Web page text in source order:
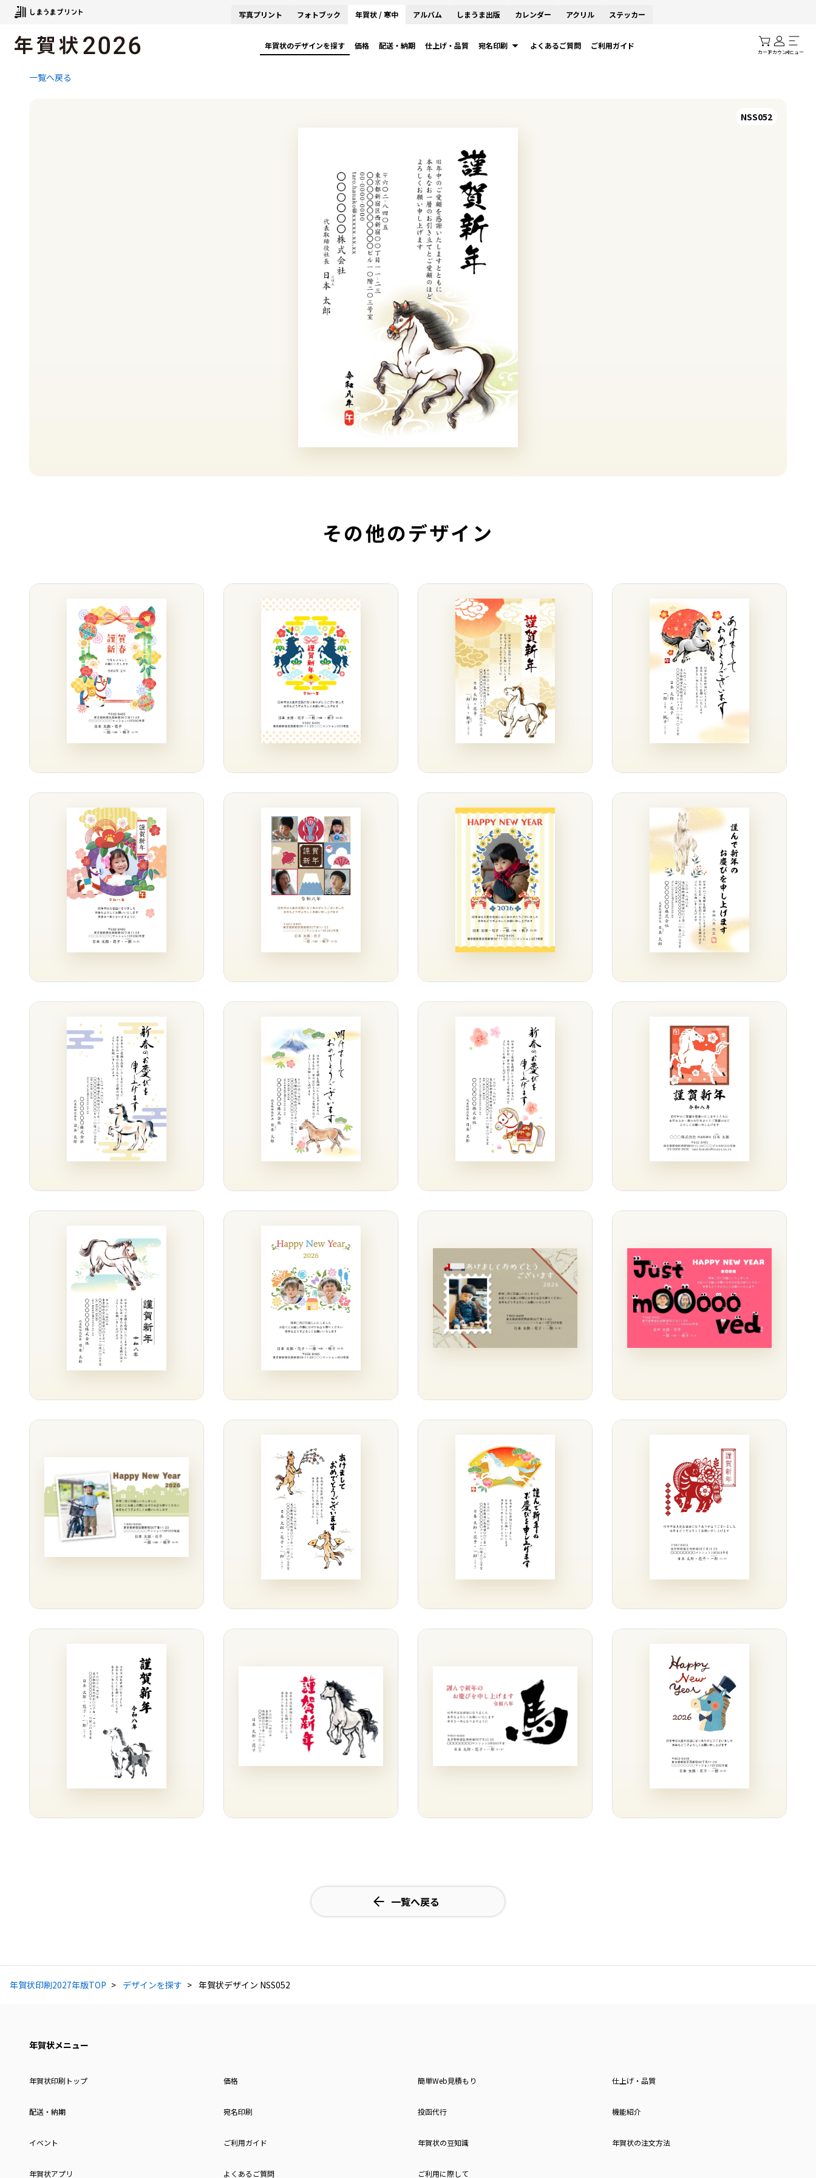
写真プリント フォトブック 年賀状 / 寒中 アルバム しまうま出版 カレンダー アクリル ステッカー
年賀状のデザインを探す 価格 配送・納期 仕上げ・品質 宛名印刷 よくあるご質問 ご利用ガイド
カートアカウントメニュー
一覧へ戻る
NSS052
その他のデザイン
一覧へ戻る
年賀状印刷2027年版TOP デザインを探す 年賀状デザイン NSS052
年賀状メニュー
年賀状印刷トップ 価格 簡単Web見積もり 仕上げ・品質
配送・納期 宛名印刷 投函代行 機能紹介
イベント ご利用ガイド 年賀状の豆知識 年賀状の注文方法
年賀状アプリ よくあるご質問 ご利用に際して